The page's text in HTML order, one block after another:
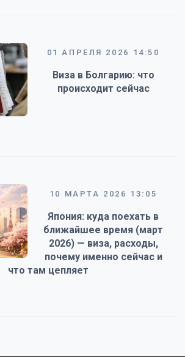
01 АПРЕЛЯ 2026 14:50
Виза в Болгарию: что
происходит сейчас
10 МАРТА 2026 13:05
Япония: куда поехать в
ближайшее время (март
2026) — виза, расходы,
почему именно сейчас и
что там цепляет